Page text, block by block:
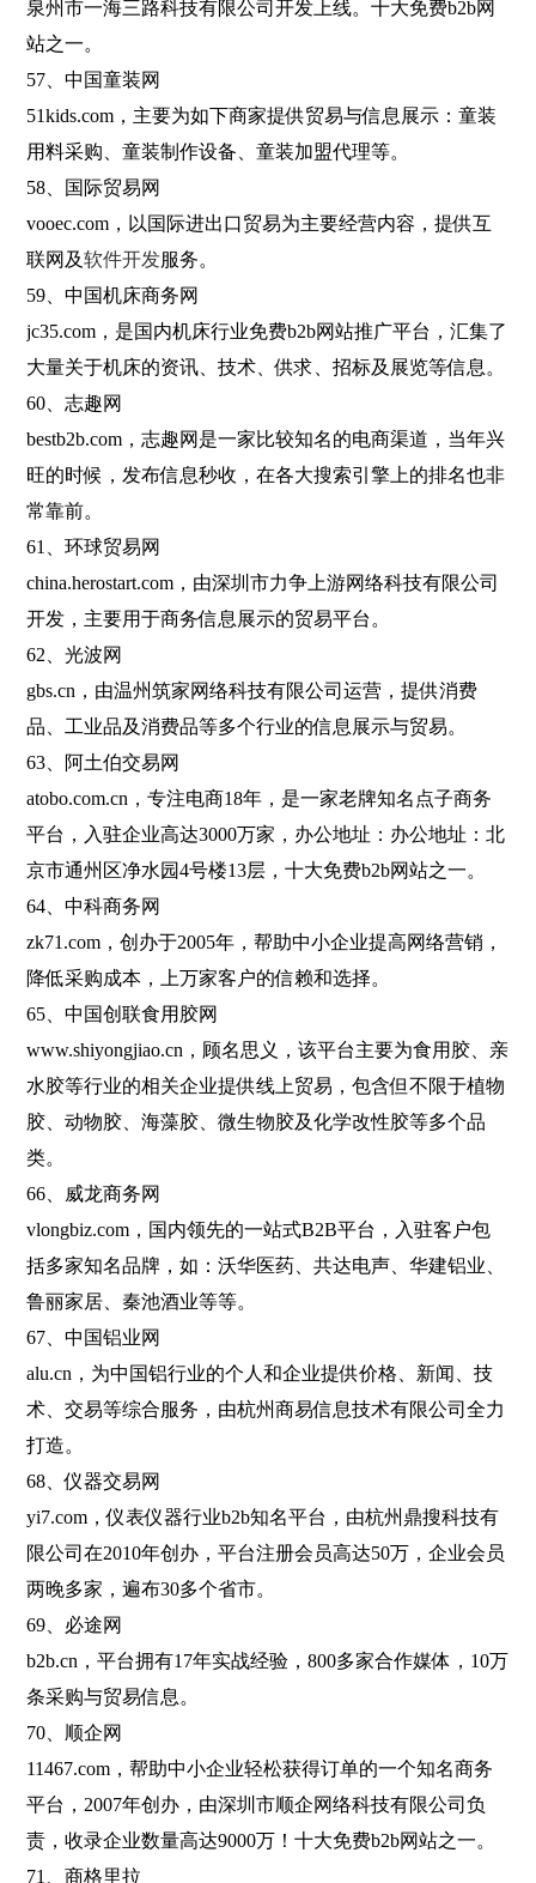
泉州市一海三路科技有限公司开发上线。十大免费b2b网
站之一。
57、中国童装网
51kids.com，主要为如下商家提供贸易与信息展示：童装
用料采购、童装制作设备、童装加盟代理等。
58、国际贸易网
vooec.com，以国际进出口贸易为主要经营内容，提供互
联网及软件开发服务。
59、中国机床商务网
jc35.com，是国内机床行业免费b2b网站推广平台，汇集了
大量关于机床的资讯、技术、供求、招标及展览等信息。
60、志趣网
bestb2b.com，志趣网是一家比较知名的电商渠道，当年兴
旺的时候，发布信息秒收，在各大搜索引擎上的排名也非
常靠前。
61、环球贸易网
china.herostart.com，由深圳市力争上游网络科技有限公司
开发，主要用于商务信息展示的贸易平台。
62、光波网
gbs.cn，由温州筑家网络科技有限公司运营，提供消费
品、工业品及消费品等多个行业的信息展示与贸易。
63、阿土伯交易网
atobo.com.cn，专注电商18年，是一家老牌知名点子商务
平台，入驻企业高达3000万家，办公地址：办公地址：北
京市通州区净水园4号楼13层，十大免费b2b网站之一。
64、中科商务网
zk71.com，创办于2005年，帮助中小企业提高网络营销，
降低采购成本，上万家客户的信赖和选择。
65、中国创联食用胶网
www.shiyongjiao.cn，顾名思义，该平台主要为食用胶、亲
水胶等行业的相关企业提供线上贸易，包含但不限于植物
胶、动物胶、海藻胶、微生物胶及化学改性胶等多个品
类。
66、威龙商务网
vlongbiz.com，国内领先的一站式B2B平台，入驻客户包
括多家知名品牌，如：沃华医药、共达电声、华建铝业、
鲁丽家居、秦池酒业等等。
67、中国铝业网
alu.cn，为中国铝行业的个人和企业提供价格、新闻、技
术、交易等综合服务，由杭州商易信息技术有限公司全力
打造。
68、仪器交易网
yi7.com，仪表仪器行业b2b知名平台，由杭州鼎搜科技有
限公司在2010年创办，平台注册会员高达50万，企业会员
两晚多家，遍布30多个省市。
69、必途网
b2b.cn，平台拥有17年实战经验，800多家合作媒体，10万
条采购与贸易信息。
70、顺企网
11467.com，帮助中小企业轻松获得订单的一个知名商务
平台，2007年创办，由深圳市顺企网络科技有限公司负
责，收录企业数量高达9000万！十大免费b2b网站之一。
71、商格里拉